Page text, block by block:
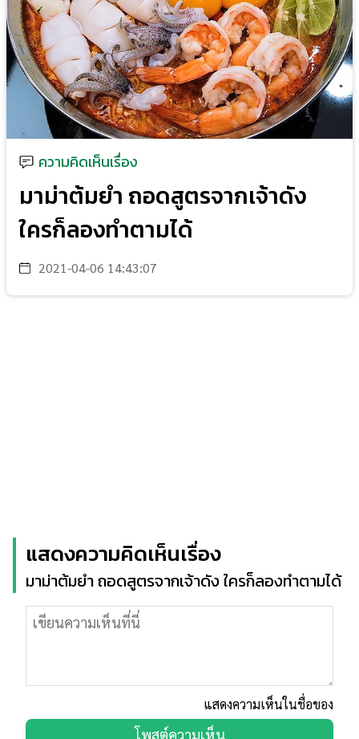
ความคิดเห็นเรื่อง
มาม่าต้มยำ ถอดสูตรจากเจ้าดัง
ใครก็ลองทำตามได้
2021-04-06 14:43:07
แสดงความคิดเห็นเรื่อง
มาม่าต้มยำ ถอดสูตรจากเจ้าดัง ใครก็ลองทำตามได้
แสดงความเห็นในชื่อของ
โพสต์ความเห็น